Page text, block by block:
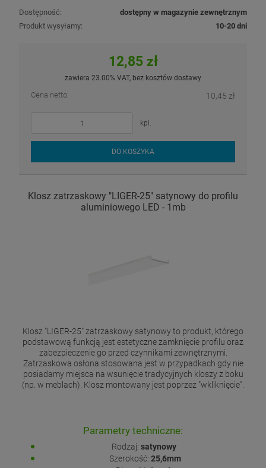
Dostępność:
dostępny w magazynie zewnętrznym
Produkt wysyłamy:
10-20 dni
12,85 zł
zawiera 23.00% VAT, bez kosztów dostawy
Cena netto: 10,45 zł
kpl.
DO KOSZYKA
Klosz zatrzaskowy "LIGER-25" satynowy do profilu
aluminiowego LED - 1mb
Klosz "LIGER-25" zatrzaskowy satynowy to produkt, którego
podstawową funkcją jest estetyczne zamknięcie profilu oraz
zabezpieczenie go przed czynnikami zewnętrznymi.
Zatrzaskowa osłona stosowana jest w przypadkach gdy nie
posiadamy miejsca na wsunięcie tradycyjnych kloszy z boku
(np. w meblach). Klosz montowany jest poprzez "wkliknięcie".
Parametry techniczne:
Rodzaj: satynowy
Szerokość: 25,6mm